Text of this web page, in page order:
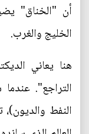
أن "الخناق"
الخليج والغرب.
هنا يعاني
التراجع".
النفط